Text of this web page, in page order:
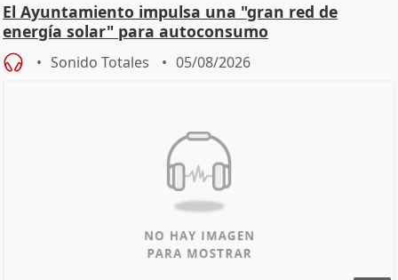
El Ayuntamiento impulsa una "gran red de
energía solar" para autoconsumo
Sonido Totales 05/08/2026